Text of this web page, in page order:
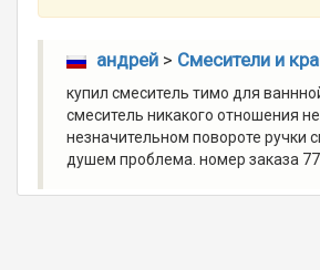
андрей> Смесители и
купил смеситель тимо для
смеситель никакого отношения
незначительном повороте ручки
душем проблема. номер заказа